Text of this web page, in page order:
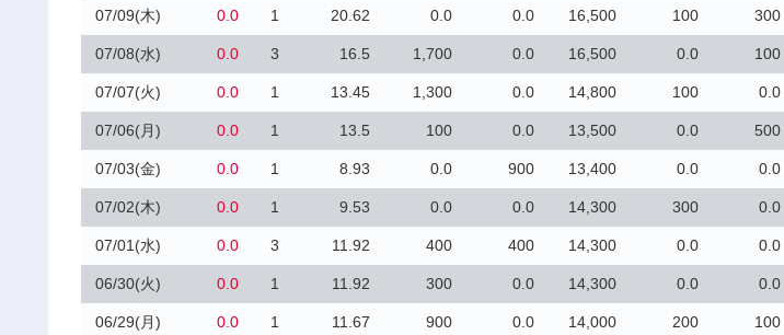
07/09(木) 0.0 1 20.62 0.0 0.0 16,500 100 300
07/08(水) 0.0 3 16.5 1,700 0.0 16,500 0.0 100
07/07(火) 0.0 1 13.45 1,300 0.0 14,800 100 0.0
07/06(月) 0.0 1 13.5 100 0.0 13,500 0.0 500
07/03(金) 0.0 1 8.93 0.0 900 13,400 0.0 0.0
07/02(木) 0.0 1 9.53 0.0 0.0 14,300 300 0.0
07/01(水) 0.0 3 11.92 400 400 14,300 0.0 0.0
06/30(火) 0.0 1 11.92 300 0.0 14,300 0.0 0.0
06/29(月) 0.0 1 11.67 900 0.0 14,000 200 100